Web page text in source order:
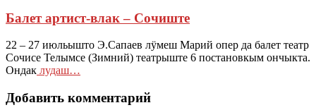
Балет артист-влак – Сочиште
22 – 27 июльышто Э.Сапаев лӱмеш Марий опер да балет театр
Сочисе Телымсе (Зимний) театрыште 6 постановкым ончыкта.
Ондак лудаш…
Добавить комментарий